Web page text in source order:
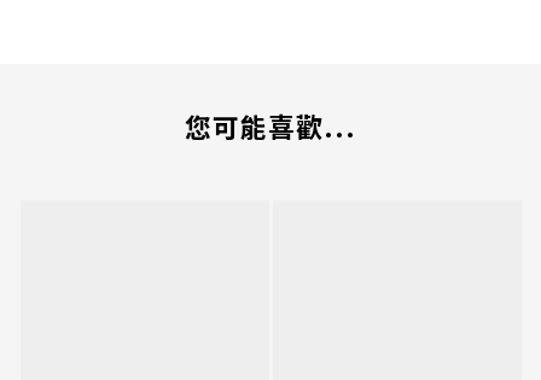
您可能喜歡...